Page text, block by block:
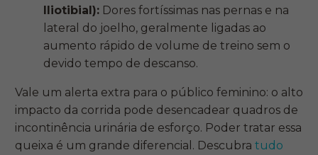
Iliotibial): Dores fortíssimas nas pernas e na
lateral do joelho, geralmente ligadas ao
aumento rápido de volume de treino sem o
devido tempo de descanso.
Vale um alerta extra para o público feminino: o alto
impacto da corrida pode desencadear quadros de
incontinência urinária de esforço. Poder tratar essa
queixa é um grande diferencial. Descubra tudo